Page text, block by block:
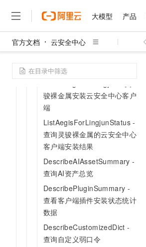
大模型 产品
官方文档 云安全中心
查询攻击路径事件详情
ListAttackPathEvent - 查询
攻击路径事件列表
s - 查询攻击路径事件统计
骏裸金属安装云安全中心客户
端
ListAegisForLingjunStatus -
查询灵骏裸金属的云安全中心
客户端安装结果
DescribeAIAssetSummary -
查询AI资产总览
DescribePluginSummary -
查看客户端插件安装状态统计
数据
DescribeCustomizedDict -
查询自定义弱口令
大模型
产品
精选产品
人工智能与机器学习
网络与CDN
解决方案
精选解决方案
互联网应用开发
大数据
现代化应用
权益
定价
云市场
伙伴
服务
了解阿里云